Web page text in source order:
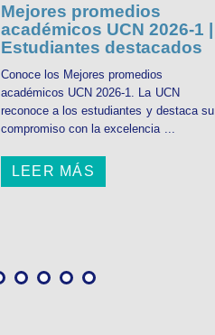
Mejores promedios
académicos UCN 2026-1 |
Estudiantes destacados
Conoce los Mejores promedios
académicos UCN 2026-1. La UCN
reconoce a los estudiantes y destaca su
compromiso con la excelencia ...
LEER MÁS